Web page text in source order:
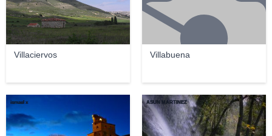
Villaciervos Villabuena
ismael x ASUN MARTINEZ